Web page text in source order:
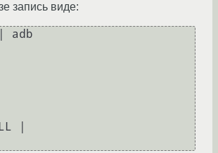
запись виде:
|